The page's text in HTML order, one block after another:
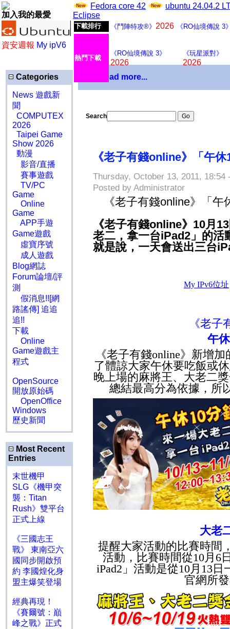
加入我的最愛
資安週報 My ipV6
Fedora core 42
ubuntu 24.04.2
Eclipse
下載排行 《鬥陣特攻®》 2026 《RO仙境傳說 3
熱門下載
《RO仙境傳說 3》
2026
《玩星派對》
2026
Categories
News 遊戲新
聞
COMPUTEX
2026
Taipei Game
Show 2026
動漫
影音/直播
賽事遊戲
TV/PC
Game
Online
Game
APP手遊
Game遊戲
虛寶序號
成人遊戲
Blog網誌
Forum論壇/評
測
假消息!![網
路謠傳] 追追
追!!
下載
Online
Game遊戲主
程式
OpenSource
開放原始碼
OpenOffice
Windows
歷史新聞
Most Recent
Entries
末世機甲
SLG《機甲突
襲：Titan
Rush》雙平台
正式上線
《三國志王
戰》 東南亞六
國同步開啟預
約 李國煌化身
盟主爆笑登場
經典再現！
《賽爾號：巔
峰之戰》正式
Download more...
Search
《老子有錢online》「午
Thursday, October 13, 2011, 18:54
Posted by Administrator
《老子有錢online》「
《老子有錢online》10月
老二，拿一台iPad2」的活
就是說，一天會送出三台
《老
午休
《老子有錢online》新增加
了體諒大家午休要吃飯或
晚上場的麻將王、大老二
總結最高分為依據，所
大老
提醒大家活動的比賽時間
活動，比賽時間從10月 6
iPad2 」活動是從10月 13日
官網所